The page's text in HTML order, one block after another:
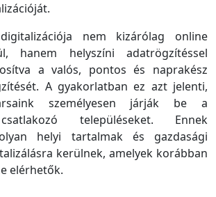
nem kizárólag online
hanem helyszíni adatrögzítéssel
a valós, pontos és naprakész
A gyakorlatban ez azt jelenti,
személyesen járják be a
településeket. Ennek
helyi tartalmak és gazdasági
kerülnek, amelyek korábban
elérhetők.